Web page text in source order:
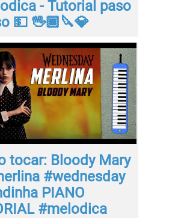
- Tutorial paso
💵 🖖🏿🔪💎
tocar: Bloody Mary
#wednesday
PIANO
#melodica